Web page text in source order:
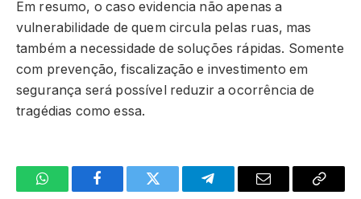
Em resumo, o caso evidencia não apenas a
vulnerabilidade de quem circula pelas ruas, mas
também a necessidade de soluções rápidas. Somente
com prevenção, fiscalização e investimento em
segurança será possível reduzir a ocorrência de
tragédias como essa.
WhatsAppFacebookTwitter TelegramaE-
Copiar